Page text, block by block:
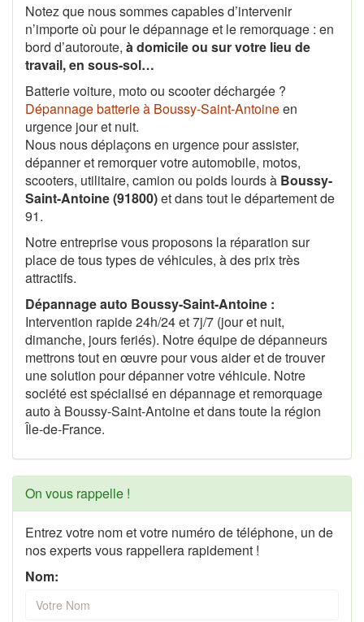
Notez que nous sommes capables d’intervenir
n’importe où pour le dépannage et le remorquage : en
bord d’autoroute, à domicile ou sur votre lieu de
travail, en sous-sol…
Batterie voiture, moto ou scooter déchargée ?
Dépannage batterie à Boussy-Saint-Antoineen
urgence jour et nuit.
Nous nous déplaçons en urgence pour assister,
dépanner et remorquer votre automobile, motos,
scooters, utilitaire, camion ou poids lourds à Boussy-
Saint-Antoine (91800)et dans tout le département de
91.
Notre entreprise vous proposons la réparation sur
place de tous types de véhicules, à des prix très
attractifs.
Dépannage auto Boussy-Saint-Antoine :
Intervention rapide 24h/24 et 7j/7 (jour et nuit,
dimanche, jours feriés). Notre équipe de dépanneurs
mettrons tout en œuvre pour vous aider et de trouver
une solution pour dépanner votre véhicule. Notre
société est spécialisé en dépannage et remorquage
auto à Boussy-Saint-Antoine et dans toute la région
Île-de-France.
On vous rappelle !
Entrez votre nom et votre numéro de téléphone, un de
nos experts vous rappellera rapidement !
Nom: